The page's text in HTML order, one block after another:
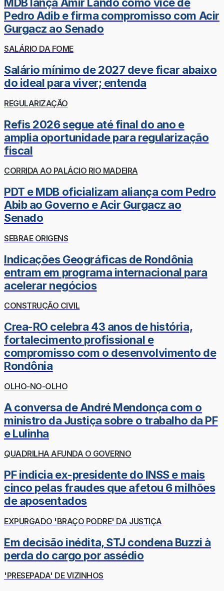
Pedro Adib e firma compromisso com Acir
Gurgacz ao Senado
SALÁRIO DA FOME
Salário mínimo de 2027 deve ficar abaixo
do ideal para viver; entenda
REGULARIZAÇÃO
Refis 2026 segue até final do ano e
amplia oportunidade para regularização
fiscal
CORRIDA AO PALÁCIO RIO MADEIRA
PDT e MDB oficializam aliança com Pedro
Abib ao Governo e Acir Gurgacz ao
Senado
SEBRAE ORIGENS
Indicações Geográficas de Rondônia
entram em programa internacional para
acelerar negócios
CONSTRUÇÃO CIVIL
Crea-RO celebra 43 anos de história,
fortalecimento profissional e
compromisso com o desenvolvimento de
Rondônia
OLHO-NO-OLHO
A conversa de André Mendonça com o
ministro da Justiça sobre o trabalho da PF
e Lulinha
QUADRILHA AFUNDA O GOVERNO
PF indicia ex-presidente do INSS e mais
cinco pelas fraudes que afetou 6 milhões
de aposentados
EXPURGADO 'BRAÇO PODRE' DA JUSTIÇA
Em decisão inédita, STJ condena Buzzi à
perda do cargo por assédio
'PRESEPADA' DE VIZINHOS